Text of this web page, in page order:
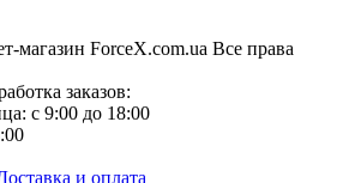
магазин ForceX.com.ua Все права
заказов:
с 9:00 до 18:00
и оплата